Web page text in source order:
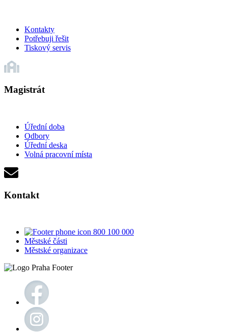
Kontakty
Potřebuji řešit
Tiskový servis
Magistrát
Úřední doba
Odbory
Úřední deska
Volná pracovní místa
Kontakt
800 100 000
Městské části
Městské organizace